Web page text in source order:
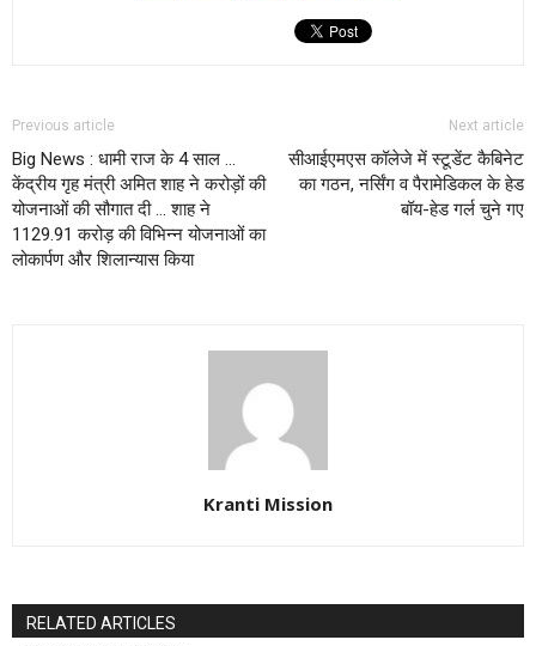
Previous article
Big News : धामी राज के 4 साल …
केंद्रीय गृह मंत्री अमित शाह ने करोड़ों की
योजनाओं की सौगात दी … शाह ने
1129.91 करोड़ की विभिन्न योजनाओं का
लोकार्पण और शिलान्यास किया
Next article
सीआईएमएस कॉलेजे में स्टूडेंट कैबिनेट
का गठन, नर्सिंग व पैरामेडिकल के हेड
बॉय-हेड गर्ल चुने गए
Kranti Mission
RELATED ARTICLES